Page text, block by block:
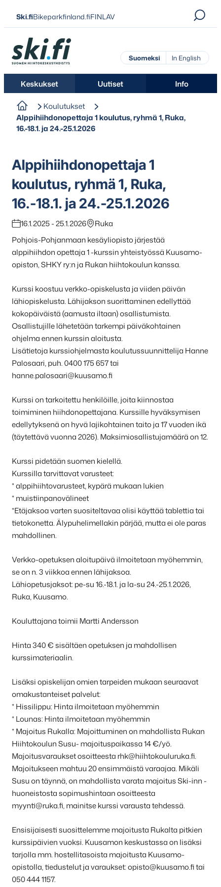
Siirry
suoraan
sisältöön
Ski.fiBikeparkfinland.fiFINLAV
Ski.fi
Suomeksi In English
Keskukset Uutiset Info
Koulutukset
Alppihiihdonopettaja 1 koulutus, ryhmä 1, Ruka,
16.-18.1. ja 24.-25.1.2026
Alppihiihdonopettaja 1
koulutus, ryhmä 1, Ruka,
16.-18.1. ja 24.-25.1.2026
16.1.2025 - 25.1.2026
Ruka
Pohjois-Pohjanmaan kesäyliopisto järjestää
alppihiihdon opettaja 1 -kurssin yhteistyössä Kuusamo-
opiston, SHKY ry:n ja Rukan hiihtokoulun kanssa.
Kurssi koostuu verkko-opiskelusta ja viiden päivän
lähiopiskelusta. Lähijakson suorittaminen edellyttää
kokopäiväistä (aamusta iltaan) osallistumista.
Osallistujille lähetetään tarkempi päiväkohtainen
ohjelma ennen kurssin aloitusta.
Lisätietoja kurssiohjelmasta koulutussuunnittelija Hanne
Palosaari, puh. 0400 175 657 tai
hanne.palosaari@kuusamo.fi
Kurssi on tarkoitettu henkilöille, joita kiinnostaa
toimiminen hiihdonopettajana. Kurssille hyväksymisen
edellytyksenä on hyvä lajikohtainen taito ja 17 vuoden ikä
(täytettävä vuonna 2026). Maksimiosallistujamäärä on 12.
Kurssi pidetään suomen kielellä.
Kurssilla tarvittavat varusteet:
* alppihiihtovarusteet, kypärä mukaan lukien
* muistiinpanovälineet
*Etäjaksoa varten suositeltavaa olisi käyttää tablettia tai
tietokonetta. Älypuhelimellakin pärjää, mutta ei ole paras
mahdollinen.
Verkko-opetuksen aloitupäivä ilmoitetaan myöhemmin,
se on n. 3 viikkoa ennen lähijaksoa.
Lähiopetusjaksot: pe-su 16.-18.1. ja la-su 24.-25.1.2026,
Ruka, Kuusamo.
Kouluttajana toimii Martti Andersson
Hinta 340 € sisältäen opetuksen ja mahdollisen
kurssimateriaalin.
Lisäksi opiskelijan omien tarpeiden mukaan seuraavat
omakustanteiset palvelut:
* Hissilippu: Hinta ilmoitetaan myöhemmin
* Lounas: Hinta ilmoitetaan myöhemmin
* Majoitus Rukalla: Majoittuminen on mahdollista Rukan
Hiihtokoulun Susu- majoituspaikassa 14 €/yö.
Majoitusvaraukset osoitteesta rhk@hiihtokouluruka.fi.
Majoitukseen mahtuu 20 ensimmäistä varaajaa. Mikäli
Susu on täynnä, on mahdollista varata majoitus Ski-inn -
huoneistosta sopimushintaan osoitteesta
myynti@ruka.fi, mainitse kurssi varausta tehdessä.
Ensisijaisesti suosittelemme majoitusta Rukalta pitkien
kurssipäivien vuoksi. Kuusamon keskustassa on lisäksi
tarjolla mm. hostellitasoista majoitusta Kuusamo-
opistolla, tiedustelut ja varaukset: opisto@kuusamo.fi tai
050 444 1157.